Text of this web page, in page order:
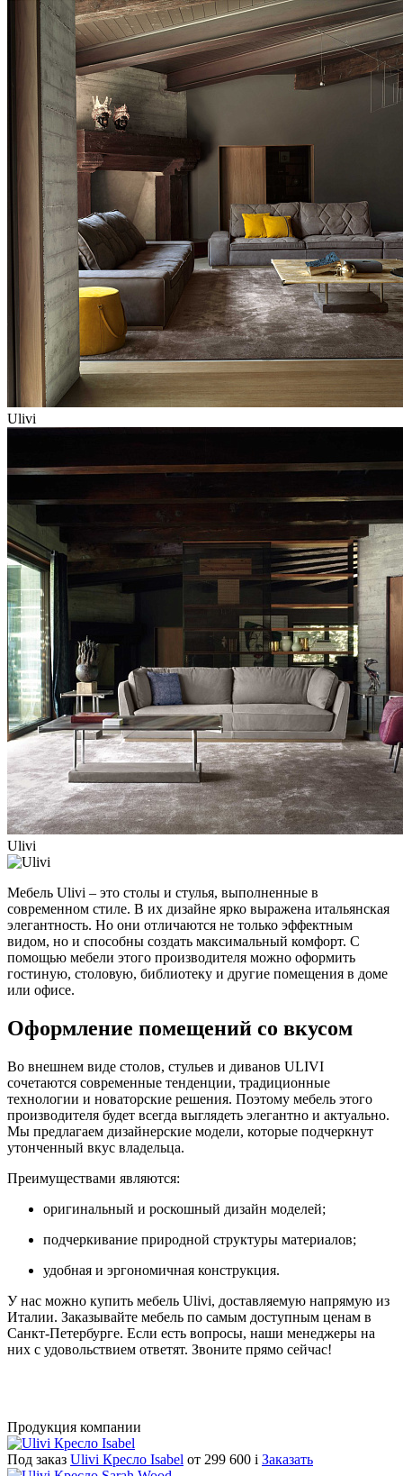
Ulivi
Ulivi
Мебель Ulivi – это столы и стулья, выполненные в
современном стиле. В их дизайне ярко выражена итальянская
элегантность. Но они отличаются не только эффектным
видом, но и способны создать максимальный комфорт. С
помощью мебели этого производителя можно оформить
гостиную, столовую, библиотеку и другие помещения в доме
или офисе.
Оформление помещений со вкусом
Во внешнем виде столов, стульев и диванов ULIVI
сочетаются современные тенденции, традиционные
технологии и новаторские решения. Поэтому мебель этого
производителя будет всегда выглядеть элегантно и актуально.
Мы предлагаем дизайнерские модели, которые подчеркнут
утонченный вкус владельца.
Преимуществами являются:
оригинальный и роскошный дизайн моделей;
подчеркивание природной структуры материалов;
удобная и эргономичная конструкция.
У нас можно купить мебель Ulivi, доставляемую напрямую из
Италии. Заказывайте мебель по самым доступным ценам в
Санкт-Петербурге. Если есть вопросы, наши менеджеры на
них с удовольствием ответят. Звоните прямо сейчас!
Продукция компании
Под заказ Ulivi Кресло Isabel от 299 600 i Заказать